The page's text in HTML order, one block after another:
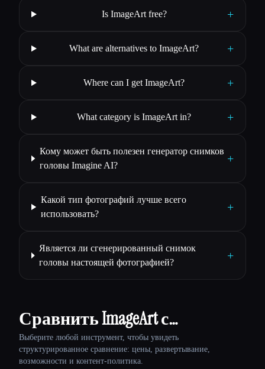
Is ImageArt free? +
What are alternatives to ImageArt? +
Where can I get ImageArt? +
What category is ImageArt in? +
Кому может быть полезен генератор снимков
головы Imagine AI?
+
Какой тип фотографий лучше всего
использовать?
+
Является ли сгенерированный снимок
головы настоящей фотографией?
+
Сравнить ImageArt с…
Выберите любой инструмент, чтобы увидеть
структурированное сравнение: цены, развертывание,
возможности и контент-политика.